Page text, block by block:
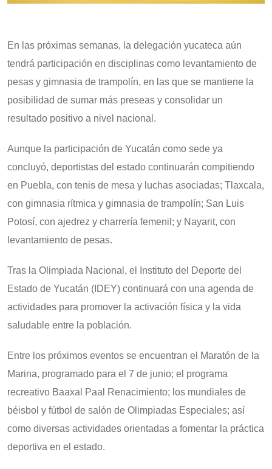
En las próximas semanas, la delegación yucateca aún
tendrá participación en disciplinas como levantamiento de
pesas y gimnasia de trampolín, en las que se mantiene la
posibilidad de sumar más preseas y consolidar un
resultado positivo a nivel nacional.
Aunque la participación de Yucatán como sede ya
concluyó, deportistas del estado continuarán compitiendo
en Puebla, con tenis de mesa y luchas asociadas; Tlaxcala,
con gimnasia rítmica y gimnasia de trampolín; San Luis
Potosí, con ajedrez y charrería femenil; y Nayarit, con
levantamiento de pesas.
Tras la Olimpiada Nacional, el Instituto del Deporte del
Estado de Yucatán (IDEY) continuará con una agenda de
actividades para promover la activación física y la vida
saludable entre la población.
Entre los próximos eventos se encuentran el Maratón de la
Marina, programado para el 7 de junio; el programa
recreativo Baaxal Paal Renacimiento; los mundiales de
béisbol y fútbol de salón de Olimpiadas Especiales; así
como diversas actividades orientadas a fomentar la práctica
deportiva en el estado.